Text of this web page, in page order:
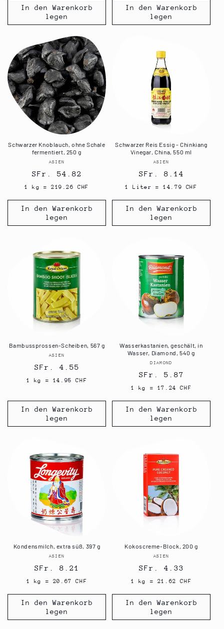
In den Warenkorb
legen
In den Warenkorb
legen
Schwarzer Knoblauch, ohne Schale
fermentiert, 250 g
Anbieter:
ASIEN
Normaler
Preis
SFr. 54.82
1 kg = 219.26 CHF
In den Warenkorb
legen
Schwarzer Reis Essig - Chinkiang
Vinegar, China, 550 ml
Anbieter:
ASIEN
Normaler
Preis
SFr. 8.14
1 Liter = 14.79 CHF
In den Warenkorb
legen
Bambussprossen-Scheiben, 567 g
Anbieter:
ASIEN
Normaler
Preis
SFr. 4.55
1 kg = 14.95 CHF
In den Warenkorb
legen
Wasserkastanien, geschält, in
Wasser, Diamond, 540 g
Anbieter:
DIAMOND
Normaler
Preis
SFr. 5.87
1 kg = 17.24 CHF
In den Warenkorb
legen
Kondensmilch, extra süß, 397 g
Anbieter:
ASIEN
Normaler
Preis
SFr. 8.21
1 kg = 20.67 CHF
In den Warenkorb
legen
Kokoscreme-Block, 200 g
Anbieter:
ASIEN
Normaler
Preis
SFr. 4.33
1 kg = 21.62 CHF
In den Warenkorb
legen